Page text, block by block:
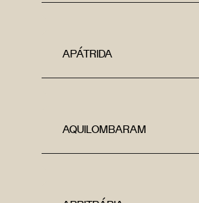
APÁTRIDA
AQUILOMBARAM